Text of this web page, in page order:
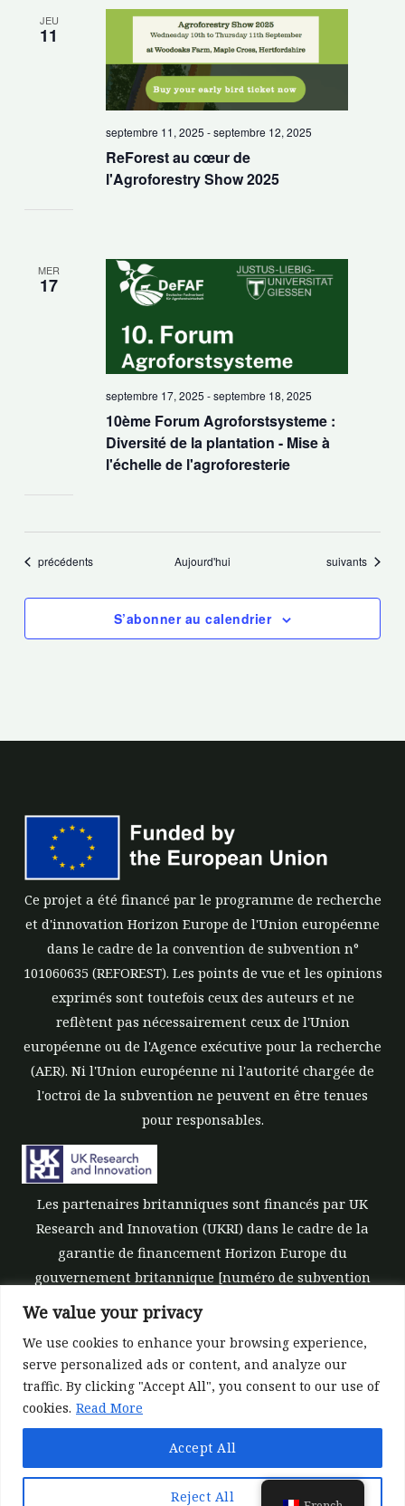
We value your privacy
We use cookies to enhance your browsing experience,
serve personalized ads or content, and analyze our
traffic. By clicking "Accept All", you consent to our use of
cookies. Read More
Reject All
Accept All
JEU
11
ReForest au cœur de
l'Agroforestry Show 2025
septembre 11, 2025 -septembre 12, 2025
MER
17
10ème Forum Agroforstsysteme :
Diversité de la plantation - Mise à
l'échelle de l'agroforesterie
septembre 17, 2025 -septembre 18, 2025
Évènements
précédents Aujourd'hui Évènements
suivants
S’abonner au calendrier
Ce projet a été financé par le programme de recherche
et d'innovation Horizon Europe de l'Union européenne
dans le cadre de la convention de subvention n°
101060635 (REFOREST). Les points de vue et les opinions
exprimés sont toutefois ceux des auteurs et ne
reflètent pas nécessairement ceux de l'Union
européenne ou de l'Agence exécutive pour la recherche
(AER). Ni l'Union européenne ni l'autorité chargée de
l'octroi de la subvention ne peuvent en être tenues
pour responsables.
Les partenaires britanniques sont financés par UK
Research and Innovation (UKRI) dans le cadre de la
garantie de financement Horizon Europe du
gouvernement britannique [numéro de subvention
©All rights reserved 2022-2026 | ReForest project
Designed and Developed byEuroproject Ltd.
Politique des données
Clause de non-responsabilité